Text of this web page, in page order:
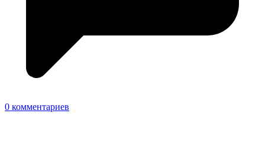
0 комментариев